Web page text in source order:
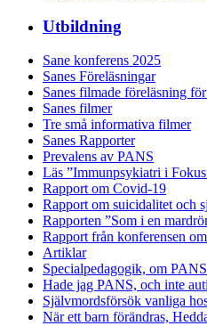
Utbildning
Sane konferens 2025
Sanes Föreläsningar
Sanes filmade föreläsning
Sanes filmer
Tre små informativa filmer
Sanes Rapporter
Prevalens av PANS
Läs ”Immunpsykiatri i
Rapport om Covid-19
Rapport om suicidalitet och
Rapporten ”Som i en
Rapport från konferensen
Artiklar
Specialpedagogik, om PANS
Hade jag PANS, och inte
Självmordsförsök vanliga
När ett barn förändras,